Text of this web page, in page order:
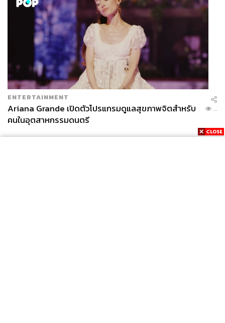
ENTERTAINMENT
Ariana Grande เปิดตัวโปรแกรมดูแลสุขภาพจิตสำหรับ
คนในอุตสาหกรรมดนตรี
...